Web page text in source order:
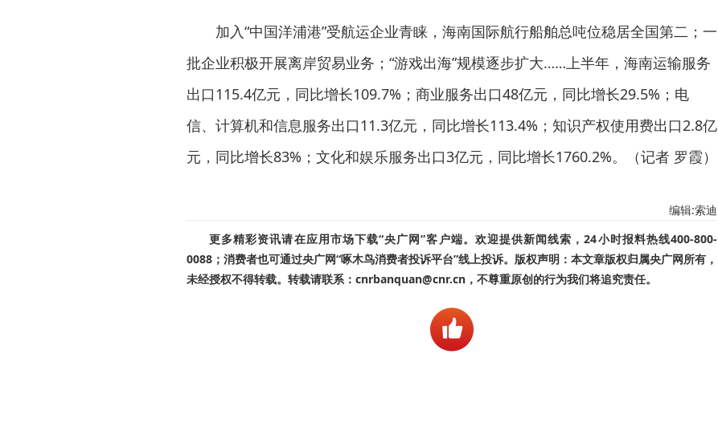
加入“中国洋浦港”受航运企业青睐，海南国际航行船舶总吨位稳居全国第二；一
批企业积极开展离岸贸易业务；“游戏出海”规模逐步扩大……上半年，海南运输服务
出口115.4亿元，同比增长109.7%；商业服务出口48亿元，同比增长29.5%；电
信、计算机和信息服务出口11.3亿元，同比增长113.4%；知识产权使用费出口2.8亿
元，同比增长83%；文化和娱乐服务出口3亿元，同比增长1760.2%。（记者 罗霞）
编辑:索迪
更多精彩资讯请在应用市场下载“央广网”客户端。欢迎提供新闻线索，24小时报料热线400-800-
0088；消费者也可通过央广网“啄木鸟消费者投诉平台”线上投诉。版权声明：本文章版权归属央广网所有，
未经授权不得转载。转载请联系：cnrbanquan@cnr.cn，不尊重原创的行为我们将追究责任。